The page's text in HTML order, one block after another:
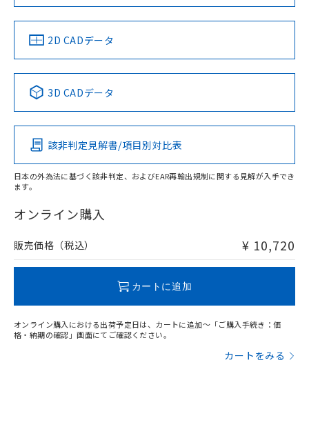
以上、n: 18mm以上
検出領域
中国 RoHS 注意事項・凡例
Pb Hg Cd Cr(VI)
O
在庫等で未対応品が混在する可能性があります。
問い合わせください。
LR型式承認
（イギリス
船舶規格）
DNV型式承認
（ノルウェー
BV型式承認
（フランス
KR型式
（韓国
No No No No
この製品の規格認証/適合状況ページへ
その他の認証はこちらのページからご検索ください
2D CADデータ
3D CADデータ
該非判定見解書/項目別対比表
日本の外為法に基づく該非判定、およびEAR再輸出規制に関する見解が入手でき
ます。
オンライン購入
販売価格（税込） ¥ 10,720
カートに追加
オンライン購入における出荷予定日は、カートに追加～「ご購入手続き：価
格・納期の確認」画面にてご確認ください。
カートをみる